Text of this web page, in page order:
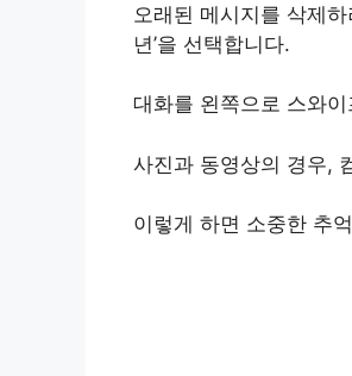
오래된 메시지를 삭제하
년’을 선택합니다.
대화를 왼쪽으로 스와
사진과 동영상의 경우,
이렇게 하면 소중한 추